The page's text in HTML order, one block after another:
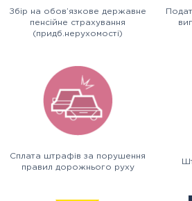
Збір на обов’язкове державне
пенсійне страхування
(придб.нерухомості)
Сплата штрафів за порушення
правил дорожнього руху